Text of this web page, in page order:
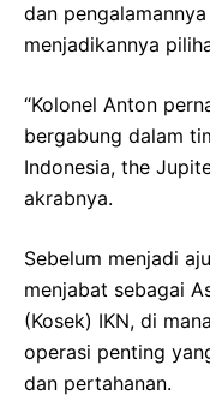
dan
menjadikannya
“Kolonel Anton
bergabung dalam
Indonesia, the
akrabnya.
Sebelum menjadi
menjabat sebagai
(Kosek) IKN, di
operasi penting
dan pertahanan.